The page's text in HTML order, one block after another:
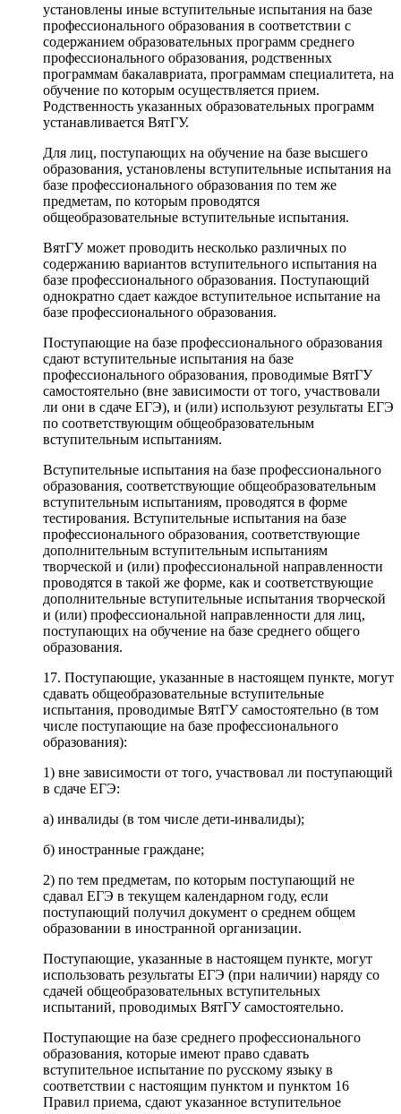
установлены иные вступительные испытания на базе
профессионального образования в соответствии с
содержанием образовательных программ среднего
профессионального образования, родственных
программам бакалавриата, программам специалитета, на
обучение по которым осуществляется прием.
Родственность указанных образовательных программ
устанавливается ВятГУ.
Для лиц, поступающих на обучение на базе высшего
образования, установлены вступительные испытания на
базе профессионального образования по тем же
предметам, по которым проводятся
общеобразовательные вступительные испытания.
ВятГУ может проводить несколько различных по
содержанию вариантов вступительного испытания на
базе профессионального образования. Поступающий
однократно сдает каждое вступительное испытание на
базе профессионального образования.
Поступающие на базе профессионального образования
сдают вступительные испытания на базе
профессионального образования, проводимые ВятГУ
самостоятельно (вне зависимости от того, участвовали
ли они в сдаче ЕГЭ), и (или) используют результаты ЕГЭ
по соответствующим общеобразовательным
вступительным испытаниям.
Вступительные испытания на базе профессионального
образования, соответствующие общеобразовательным
вступительным испытаниям, проводятся в форме
тестирования. Вступительные испытания на базе
профессионального образования, соответствующие
дополнительным вступительным испытаниям
творческой и (или) профессиональной направленности
проводятся в такой же форме, как и соответствующие
дополнительные вступительные испытания творческой
и (или) профессиональной направленности для лиц,
поступающих на обучение на базе среднего общего
образования.
17. Поступающие, указанные в настоящем пункте, могут
сдавать общеобразовательные вступительные
испытания, проводимые ВятГУ самостоятельно (в том
числе поступающие на базе профессионального
образования):
1) вне зависимости от того, участвовал ли поступающий
в сдаче ЕГЭ:
а) инвалиды (в том числе дети-инвалиды);
б) иностранные граждане;
2) по тем предметам, по которым поступающий не
сдавал ЕГЭ в текущем календарном году, если
поступающий получил документ о среднем общем
образовании в иностранной организации.
Поступающие, указанные в настоящем пункте, могут
использовать результаты ЕГЭ (при наличии) наряду со
сдачей общеобразовательных вступительных
испытаний, проводимых ВятГУ самостоятельно.
Поступающие на базе среднего профессионального
образования, которые имеют право сдавать
вступительное испытание по русскому языку в
соответствии с настоящим пунктом и пунктом 16
Правил приема, сдают указанное вступительное